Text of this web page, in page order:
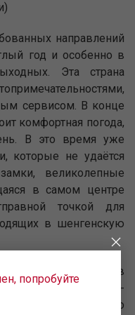
направлений
год и особенно в
Эта страна
сервисом. В конце
комфортная погода,
В это время уже
которые не удаётся
великолепные
в самом центре
точкой для
в шенгенскую
на uralairlines.ru
, в
по звонку в call-
авиакассе вашего
попробуйте